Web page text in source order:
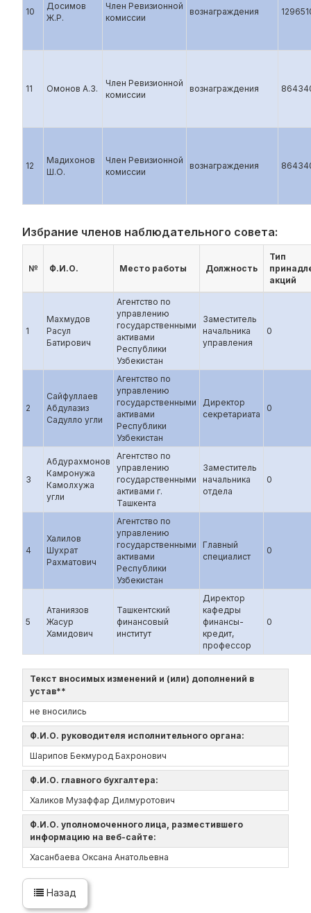
10
Досимов
Ж.Р.
Член Ревизионной
комиссии
вознаграждения
11 Омонов А.З.
Член Ревизионной
комиссии
вознаграждения
12
Мадихонов
Ш.О.
Член Ревизионной
комиссии
вознаграждения
Избрание членов наблюдательного совета:
№ Ф.И.О. Место работы Должность
Тип
акций
1
Махмудов
Расул
Батирович
Агентство по
управлению
государственными
активами
Республики
Узбекистан
Заместитель
начальника
управления
0
2
Сайфуллаев
Абдулазиз
Садулло угли
Агентство по
управлению
государственными
активами
Республики
Узбекистан
Директор
секретариата
0
3
Абдурахмонов
Камронужа
Камолхужа
угли
Агентство по
управлению
государственными
активами г.
Ташкента
Заместитель
начальника
отдела
0
4
Халилов
Шухрат
Рахматович
Агентство по
управлению
государственными
активами
Республики
Узбекистан
Главный
специалист
0
5
Атаниязов
Жасур
Хамидович
Ташкентский
финансовый
институт
Директор
кафедры
финансы-
кредит,
профессор
0
Текст вносимых изменений и (или) дополнений в
устав**
не вносились
Ф.И.О. руководителя исполнительного органа:
Шарипов Бекмурод Бахронович
Ф.И.О. главного бухгалтера:
Халиков Музаффар Дилмуротович
Ф.И.О. уполномоченного лица, разместившего
информацию на веб-сайте:
Хасанбаева Оксана Анатольевна
Назад